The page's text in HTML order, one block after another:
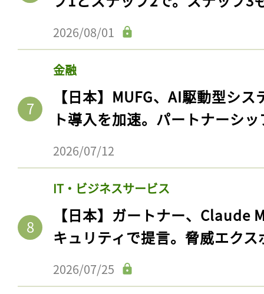
2026/08/01
金融
【日本】MUFG、AI駆動型シ
ト導入を加速。パートナーシ
2026/07/12
IT・ビジネスサービス
【日本】ガートナー、Claude
キュリティで提言。脅威エク
2026/07/25